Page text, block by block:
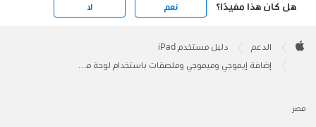
هل كان هذا مفيدًا؟ نعم لا
Footer

الدعم دليل مستخدم iPad
مصر